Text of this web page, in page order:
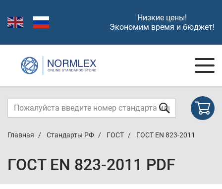
Низкие цены!
Экономим время и бюджет!
Главная Стандарты РФ ГОСТ ГОСТ EN 823-2011
ГОСТ EN 823-2011 PDF